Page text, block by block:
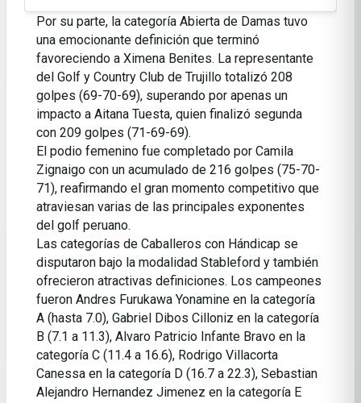
Por su parte, la categoría Abierta de Damas tuvo
una emocionante definición que terminó
favoreciendo a Ximena Benites. La representante
del Golf y Country Club de Trujillo totalizó 208
golpes (69-70-69), superando por apenas un
impacto a Aitana Tuesta, quien finalizó segunda
con 209 golpes (71-69-69).
El podio femenino fue completado por Camila
Zignaigo con un acumulado de 216 golpes (75-70-
71), reafirmando el gran momento competitivo que
atraviesan varias de las principales exponentes
del golf peruano.
Las categorías de Caballeros con Hándicap se
disputaron bajo la modalidad Stableford y también
ofrecieron atractivas definiciones. Los campeones
fueron Andres Furukawa Yonamine en la categoría
A (hasta 7.0), Gabriel Dibos Cilloniz en la categoría
B (7.1 a 11.3), Alvaro Patricio Infante Bravo en la
categoría C (11.4 a 16.6), Rodrigo Villacorta
Canessa en la categoría D (16.7 a 22.3), Sebastian
Alejandro Hernandez Jimenez en la categoría E